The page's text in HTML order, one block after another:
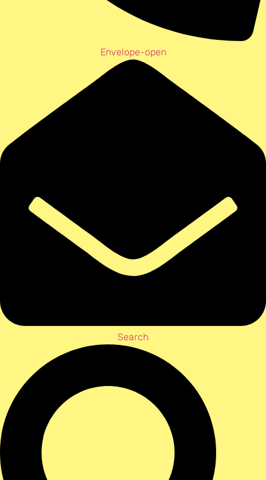
Envelope-open
Search